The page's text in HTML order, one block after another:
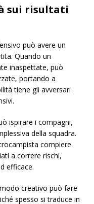
sui risultati
può avere un
Quando un
inaspettate, può
portando a
tiene gli avversari
ispirare i compagni,
della squadra.
compiere
a correre rischi,
efficace.
creativo può fare
spesso si traduce in